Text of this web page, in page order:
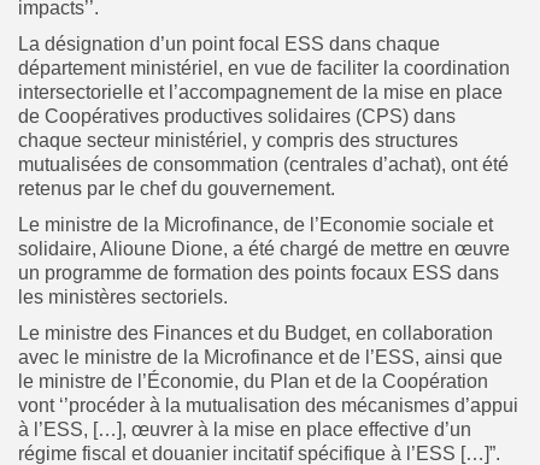
impacts’’.
La désignation d’un point focal ESS dans chaque
département ministériel, en vue de faciliter la coordination
intersectorielle et l’accompagnement de la mise en place
de Coopératives productives solidaires (CPS) dans
chaque secteur ministériel, y compris des structures
mutualisées de consommation (centrales d’achat), ont été
retenus par le chef du gouvernement.
Le ministre de la Microfinance, de l’Economie sociale et
solidaire, Alioune Dione, a été chargé de mettre en œuvre
un programme de formation des points focaux ESS dans
les ministères sectoriels.
Le ministre des Finances et du Budget, en collaboration
avec le ministre de la Microfinance et de l’ESS, ainsi que
le ministre de l’Économie, du Plan et de la Coopération
vont ‘’procéder à la mutualisation des mécanismes d’appui
à l’ESS, […], œuvrer à la mise en place effective d’un
régime fiscal et douanier incitatif spécifique à l’ESS […]”.